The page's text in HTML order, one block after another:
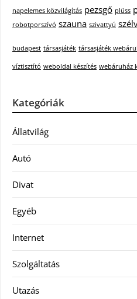
napelemes közvilágítás pezsgő plüss
robotporszívó szauna szivattyú
budapest társasjáték társasjáték
víztisztító weboldal készítés webáruház
Kategóriák
Állatvilág
Autó
Divat
Egyéb
Internet
Szolgáltatás
Utazás